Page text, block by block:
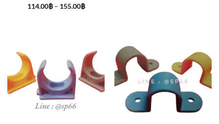
ให้คะแนน
114.00฿ – 155.00฿Price